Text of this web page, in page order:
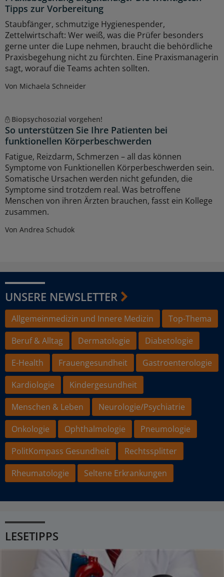
Tipps zur Vorbereitung
Staubfänger, schmutzige Hygienespender,
Zettelwirtschaft: Wer weiß, was die Prüfer besonders
gerne unter die Lupe nehmen, braucht die behördliche
Praxisbegehung nicht zu fürchten. Eine Praxismanagerin
sagt, worauf die Teams achten sollten.
Von Michaela Schneider
Biopsychosozial vorgehen!
So unterstützen Sie Ihre Patienten bei
funktionellen Körperbeschwerden
Fatigue, Reizdarm, Schmerzen – all das können
Symptome von Funktionellen Körperbeschwerden sein.
Somatische Ursachen werden nicht gefunden, die
Symptome sind trotzdem real. Was betroffene
Menschen von ihren Ärzten brauchen, fasst ein Kollege
zusammen.
Von Andrea Schudok
UNSERE NEWSLETTER
Allgemeinmedizin und Innere Medizin
Top-Thema
Beruf & Alltag
Dermatologie
Diabetologie
E-Health
Frauengesundheit
Gastroenterologie
Kardiologie
Kindergesundheit
Menschen & Leben
Neurologie/Psychiatrie
Onkologie
Ophthalmologie
Pneumologie
PolitKompass Gesundheit
Rechtssplitter
Rheumatologie
Seltene Erkrankungen
LESETIPPS